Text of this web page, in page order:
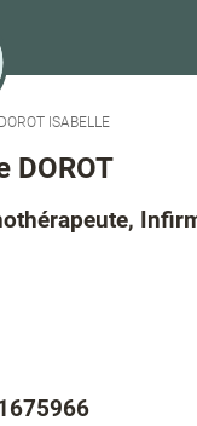
DOROT ISABELLE
DOROT